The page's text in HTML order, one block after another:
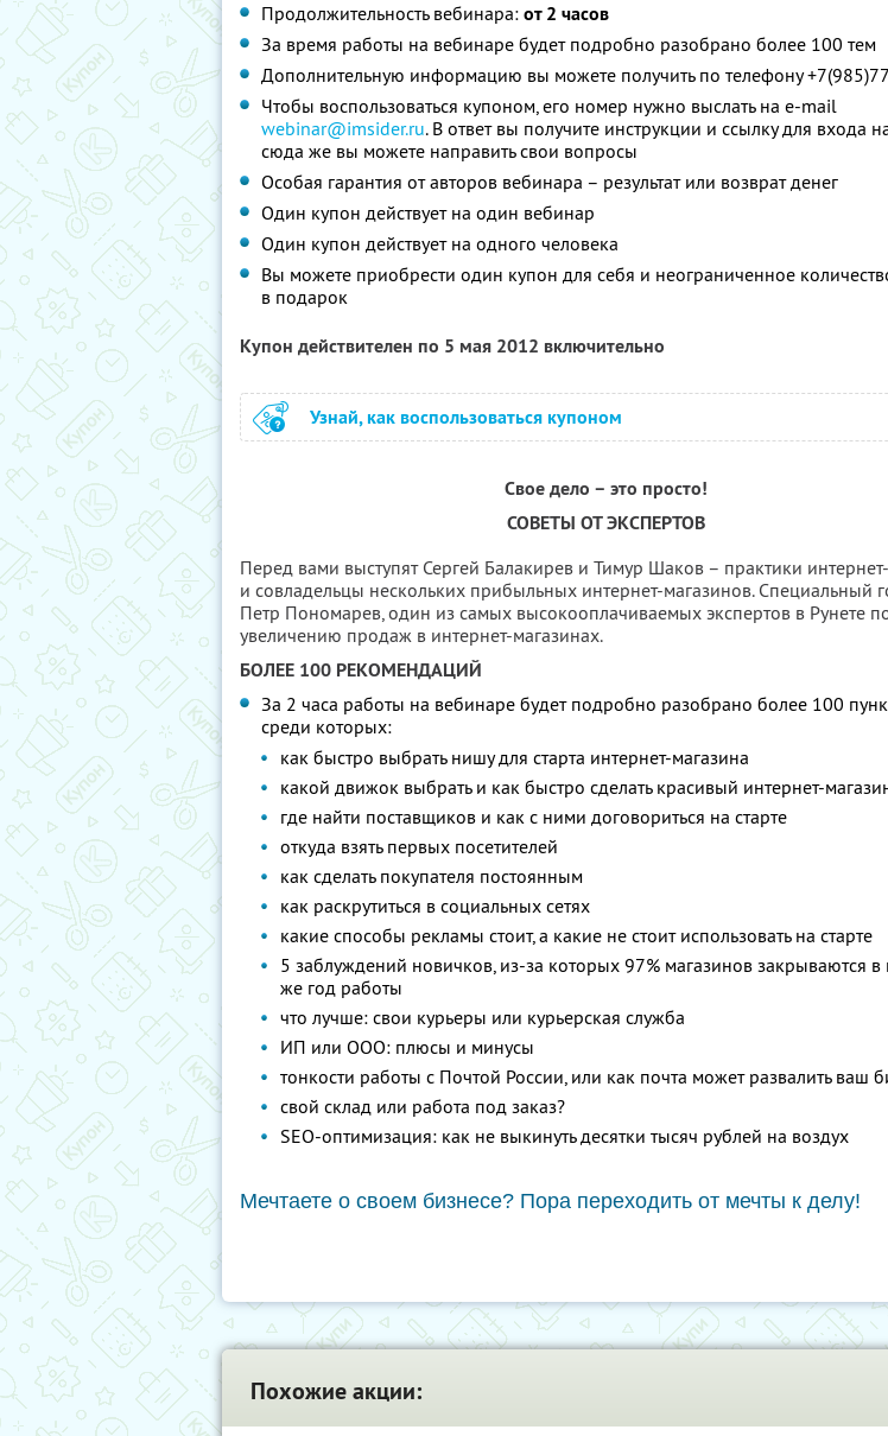
Продолжительность вебинара: от 2 часов
За время работы на вебинаре будет подробно разобрано более 100 тем
Дополнительную информацию вы можете получить по телефону
Чтобы воспользоваться купоном, его номер нужно выслать на e-mail
webinar@imsider.ru. В ответ вы получите инструкции и ссылку для входа
сюда же вы можете направить свои вопросы
Особая гарантия от авторов вебинара – результат или возврат денег
Один купон действует на один вебинар
Один купон действует на одного человека
Вы можете приобрести один купон для себя и неограниченное
в подарок
Купон действителен по 5 мая 2012 включительно
Узнай, как воспользоваться купоном
Свое дело – это просто!
СОВЕТЫ ОТ ЭКСПЕРТОВ
Перед вами выступят Сергей Балакирев и Тимур Шаков – практики
и совладельцы нескольких прибыльных интернет-магазинов. Специальный
Петр Пономарев, один из самых высокооплачиваемых экспертов в Рунете
увеличению продаж в интернет-магазинах.
БОЛЕЕ 100 РЕКОМЕНДАЦИЙ
За 2 часа работы на вебинаре будет подробно разобрано более 100
среди которых:
как быстро выбрать нишу для старта интернет-магазина
какой движок выбрать и как быстро сделать красивый интернет-
где найти поставщиков и как с ними договориться на старте
откуда взять первых посетителей
как сделать покупателя постоянным
как раскрутиться в социальных сетях
какие способы рекламы стоит, а какие не стоит использовать на старте
5 заблуждений новичков, из-за которых 97% магазинов закрываются
же год работы
что лучше: свои курьеры или курьерская служба
ИП или ООО: плюсы и минусы
тонкости работы с Почтой России, или как почта может развалить ваш
свой склад или работа под заказ?
SEO-оптимизация: как не выкинуть десятки тысяч рублей на воздух
Мечтаете о своем бизнесе? Пора переходить от мечты к делу!
Похожие акции: